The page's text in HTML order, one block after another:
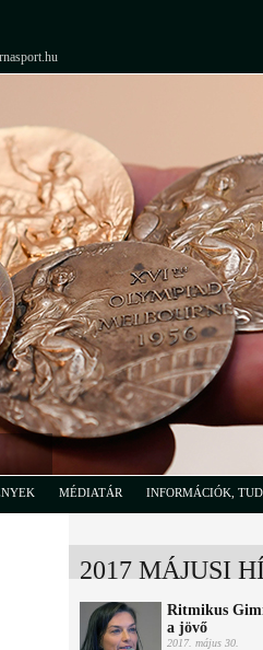
MÉDIATÁR INFORMÁCIÓK,
2017 MÁJUSI
Ritmikus
a jövő
2017. május 30.